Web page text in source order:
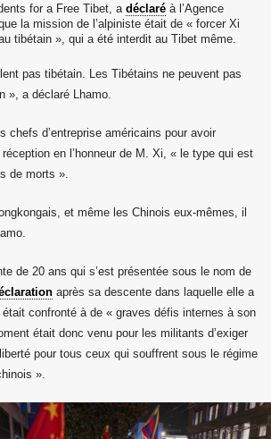
for a Free Tibet, a déclaré à l’Agence
la mission de l’alpiniste était de « forcer Xi
tibétain », qui a été interdit au Tibet même.
pas tibétain. Les Tibétains ne peuvent pas
», a déclaré Lhamo.
chefs d’entreprise américains pour avoir
en l’honneur de M. Xi, « le type qui est
de morts ».
et même les Chinois eux-mêmes, il
de 20 ans qui s’est présentée sous le nom de
après sa descente dans laquelle elle a
confronté à de « graves défis internes à son
était donc venu pour les militants d’exiger
pour tous ceux qui souffrent sous le régime
».
à Mainpat
à Dharamsala